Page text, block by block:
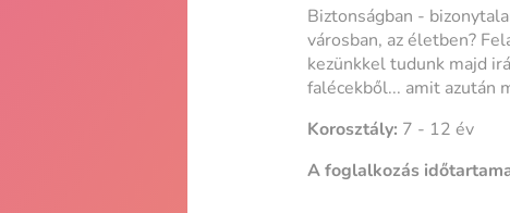
Biztonságban -
városban, az életben?
kezünkkel tudunk majd
falécekből... amit azután
Korosztály: 7 - 12 év
A foglalkozás